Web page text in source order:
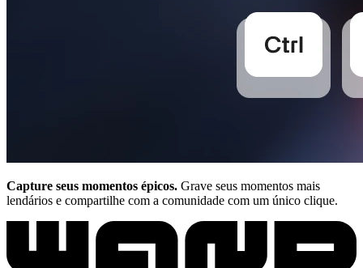
Capture seus momentos épicos. Grave seus momentos mais
lendários e compartilhe com a comunidade com um único clique.